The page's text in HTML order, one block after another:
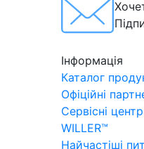
Інформація
Каталог
Офіційні
Сервісні
WILLER™
Найчастіші